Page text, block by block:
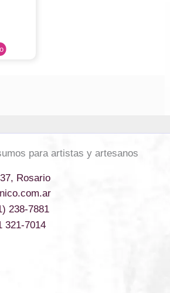
para artistas y artesanos
Rosario
238-7881
321-7014